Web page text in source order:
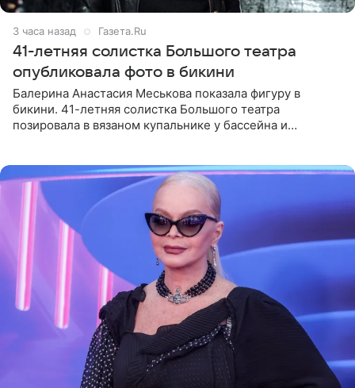
3 часа назад Газета.Ru
41-летняя солистка Большого театра
опубликовала фото в бикини
Балерина Анастасия Меськова показала фигуру в
бикини. 41-летняя солистка Большого театра
позировала в вязаном купальнике у бассейна и